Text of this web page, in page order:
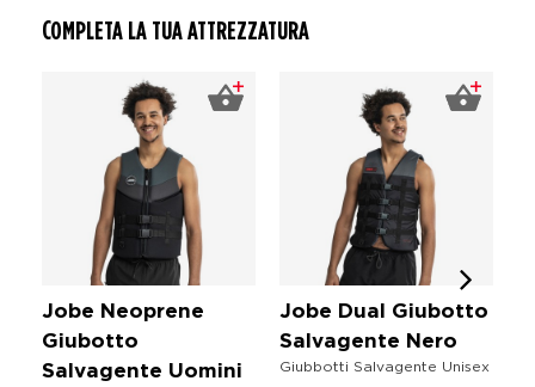
COMPLETA LA TUA ATTREZZATURA
Jobe Neoprene
Giubotto
Salvagente Uomini
Jobe Dual Giubotto
Salvagente Nero
Giubbotti Salvagente Unisex